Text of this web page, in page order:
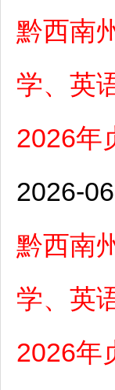
黔西南
学、英
2026年
2026-
黔西南
学、英
2026年